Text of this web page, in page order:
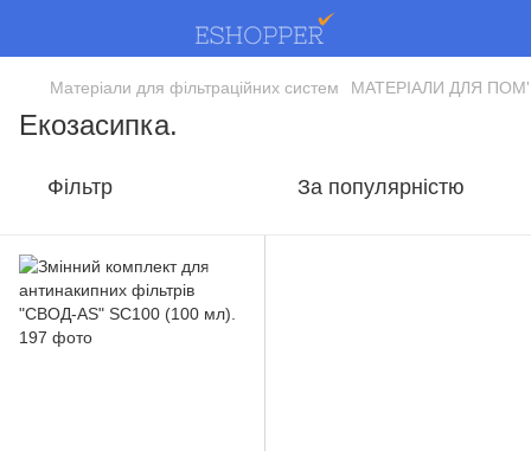
Матеріали для фільтраційних систем МАТЕРІАЛИ ДЛЯ
Екозасипка.
Фільтр За популярністю